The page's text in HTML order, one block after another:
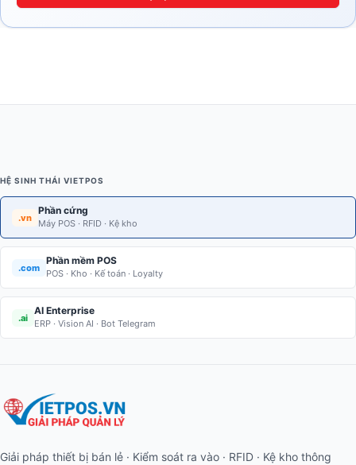
HỆ SINH THÁI VIETPOS
.vn
Phần cứng
Máy POS · RFID · Kệ kho
.com
Phần mềm POS
POS · Kho · Kế toán · Loyalty
.ai
AI Enterprise
ERP · Vision AI · Bot Telegram
Giải pháp thiết bị bán lẻ · Kiểm soát ra vào · RFID · Kệ kho thông